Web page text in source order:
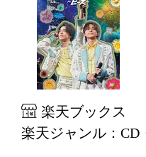
楽天ブックス
楽天ジャンル：CD